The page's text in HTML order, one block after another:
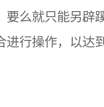
要么就只能另辟
进行操作，以达